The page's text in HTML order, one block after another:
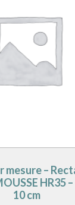
mesure –
HR35 –
10 cm